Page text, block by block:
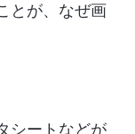
とが、なぜ画
シートなどが